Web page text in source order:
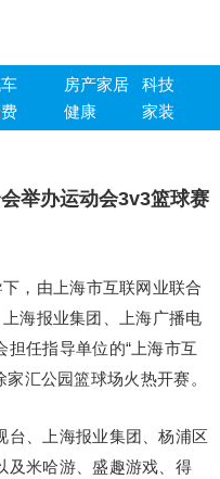
房产家居
科技
健康 家装
举办运动会3v3篮球赛
，由上海市互联网业联合
海报业集团、上海广播电
任指导单位的“上海市互
汇公园篮球场火热开赛。
台、上海报业集团、杨浦区
及米哈游、盛趣游戏、得